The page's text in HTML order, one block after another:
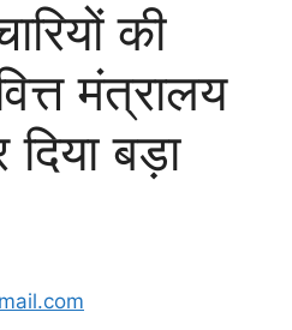
की
मंत्रालय
दिया बड़ा